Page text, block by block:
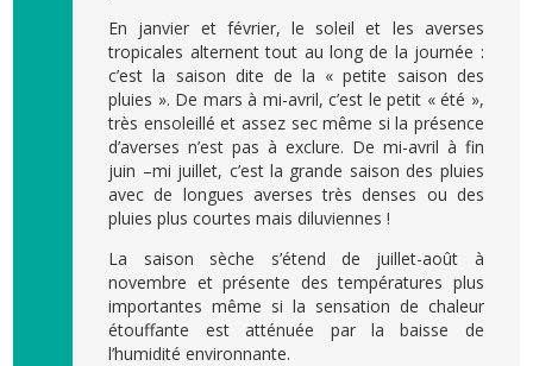
En janvier et février, le soleil et les averses
tropicales alternent tout au long de la journée :
c’est la saison dite de la « petite saison des
pluies ». De mars à mi-avril, c’est le petit « été »,
très ensoleillé et assez sec même si la présence
d’averses n’est pas à exclure. De mi-avril à fin
juin –mi juillet, c’est la grande saison des pluies
avec de longues averses très denses ou des
pluies plus courtes mais diluviennes !
La saison sèche s’étend de juillet-août à
novembre et présente des températures plus
importantes même si la sensation de chaleur
étouffante est atténuée par la baisse de
l’humidité environnante.